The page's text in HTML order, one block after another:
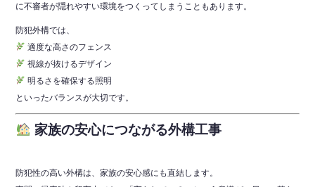
に不審者が隠れやすい環境をつくってしまうこともあります。
防犯外構では、
適度な高さのフェンス
視線が抜けるデザイン
明るさを確保する照明
といったバランスが大切です。
家族の安心につながる外構工事
防犯性の高い外構は、家族の安心感にも直結します。